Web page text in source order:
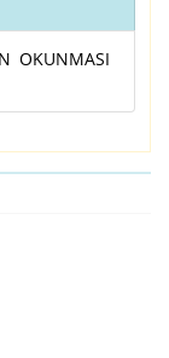
OKUNMASI